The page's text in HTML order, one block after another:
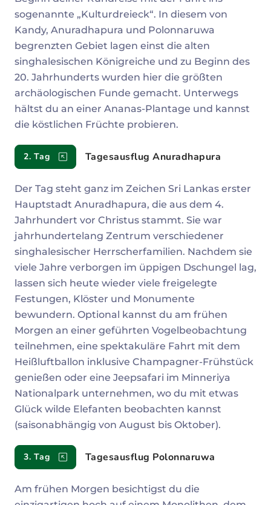
sogenannte „Kulturdreieck“. In diesem von
Kandy, Anuradhapura und Polonnaruwa
begrenzten Gebiet lagen einst die alten
singhalesischen Königreiche und zu Beginn des
20. Jahrhunderts wurden hier die größten
archäologischen Funde gemacht. Unterwegs
hältst du an einer Ananas-Plantage und kannst
die köstlichen Früchte probieren.
2. Tag Tagesausflug Anuradhapura
Der Tag steht ganz im Zeichen Sri Lankas erster
Hauptstadt Anuradhapura, die aus dem 4.
Jahrhundert vor Christus stammt. Sie war
jahrhundertelang Zentrum verschiedener
singhalesischer Herrscherfamilien. Nachdem sie
viele Jahre verborgen im üppigen Dschungel lag,
lassen sich heute wieder viele freigelegte
Festungen, Klöster und Monumente
bewundern. Optional kannst du am frühen
Morgen an einer geführten Vogelbeobachtung
teilnehmen, eine spektakuläre Fahrt mit dem
Heißluftballon inklusive Champagner-Frühstück
genießen oder eine Jeepsafari im Minneriya
Nationalpark unternehmen, wo du mit etwas
Glück wilde Elefanten beobachten kannst
(saisonabhängig von August bis Oktober).
3. Tag Tagesausflug Polonnaruwa
Am frühen Morgen besichtigst du die